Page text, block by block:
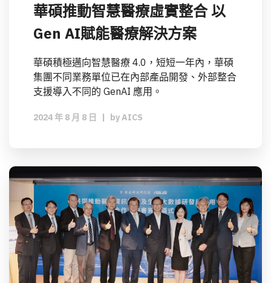
華碩推動智慧醫療虛實整合 以
Gen AI賦能醫療解決方案
華碩積極邁向智慧醫療 4.0，短短一年內，華碩
集團不同業務單位已在內部產品開發、外部整合
支援導入不同的 GenAI 應用。
2024 年 8 月 8 日 | by AICS